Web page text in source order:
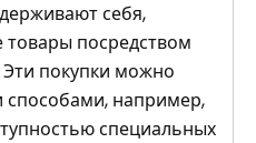
себя,
посредством
покупки можно
например,
специальных